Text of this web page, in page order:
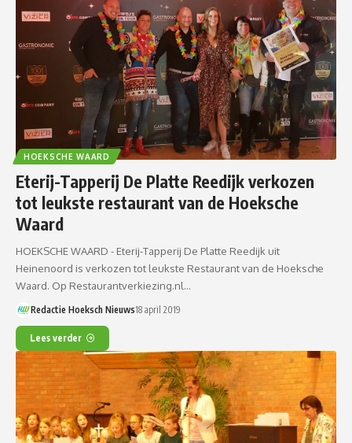
HOEKSCHE WAARD
Eterij-Tapperij De Platte Reedijk verkozen
tot leukste restaurant van de Hoeksche
Waard
HOEKSCHE WAARD - Eterij-Tapperij De Platte Reedijk uit
Heinenoord is verkozen tot leukste Restaurant van de Hoeksche
Waard. Op Restaurantverkiezing.nl…
Redactie Hoeksch Nieuws18 april 2019
Lees verder